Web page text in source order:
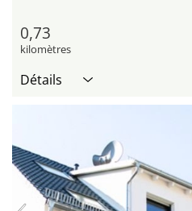
0,73
kilomètres
Détails